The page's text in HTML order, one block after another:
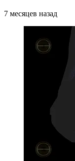
7 месяцев назад